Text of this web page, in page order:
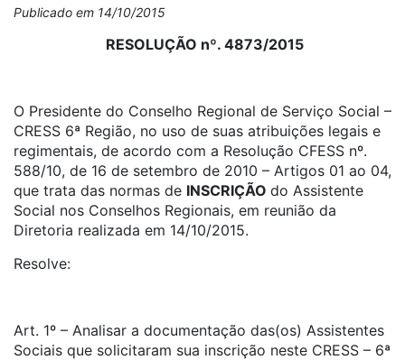
Publicado em 14/10/2015
RESOLUÇÃO nº. 4873/2015
O Presidente do Conselho Regional de Serviço Social –
CRESS 6ª Região, no uso de suas atribuições legais e
regimentais, de acordo com a Resolução CFESS nº.
588/10, de 16 de setembro de 2010 – Artigos 01 ao 04,
que trata das normas de INSCRIÇÃO do Assistente
Social nos Conselhos Regionais, em reunião da
Diretoria realizada em 14/10/2015.
Resolve:
Art. 1º – Analisar a documentação das(os) Assistentes
Sociais que solicitaram sua inscrição neste CRESS – 6ª